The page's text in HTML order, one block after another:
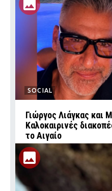
SOCIAL
Γιώργος Λιάγκας και
Καλοκαιρινές
το Αιγαίο